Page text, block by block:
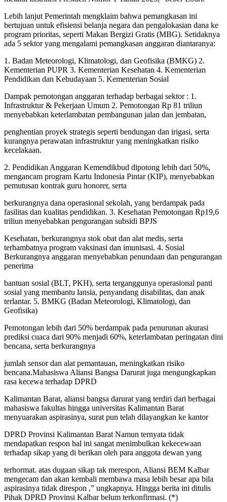
Lebih lanjut Pemerintah mengklaim bahwa pemangkasan ini
bertujuan untuk efisiensi belanja negara dan pengalokasian dana ke
program prioritas, seperti Makan Bergizi Gratis (MBG). Setidaknya
ada 5 sektor yang mengalami pemangkasan anggaran diantaranya:
1. Badan Meteorologi, Klimatologi, dan Geofisika (BMKG) 2.
Kementerian PUPR 3. Kementerian Kesehatan 4. Kementerian
Pendidikan dan Kebudayaan 5. Kementerian Sosial
Dampak pemotongan anggaran terhadap berbagai sektor : 1.
Infrastruktur & Pekerjaan Umum 2. Pemotongan Rp 81 triliun
menyebabkan keterlambatan pembangunan jalan dan jembatan,
penghentian proyek strategis seperti bendungan dan irigasi, serta
kurangnya perawatan infrastruktur yang meningkatkan risiko
kecelakaan.
2. Pendidikan Anggaran Kemendikbud dipotong lebih dari 50%,
mengancam program Kartu Indonesia Pintar (KIP), menyebabkan
pemutusan kontrak guru honorer, serta
berkurangnya dana operasional sekolah, yang berdampak pada
fasilitas dan kualitas pendidikan. 3. Kesehatan Pemotongan Rp19,6
triliun menyebabkan pengurangan subsidi BPJS
Kesehatan, berkurangnya stok obat dan alat medis, serta
terhambatnya program vaksinasi dan imunisasi. 4. Sosial
Berkurangnya anggaran menyebabkan penundaan dan pengurangan
penerima
bantuan sosial (BLT, PKH), serta terganggunya operasional panti
sosial yang membantu lansia, penyandang disabilitas, dan anak
terlantar. 5. BMKG (Badan Meteorologi, Klimatologi, dan
Geofisika)
Pemotongan lebih dari 50% berdampak pada penurunan akurasi
prediksi cuaca dari 90% menjadi 60%, keterlambatan peringatan dini
bencana, serta berkurangnya
jumlah sensor dan alat pemantauan, meningkatkan risiko
bencana.Mahasiswa Aliansi Bangsa Darurat juga mengungkapkan
rasa kecewa terhadap DPRD
Kalimantan Barat, aliansi bangsa darurat yang terdiri dari berbagai
mahasiswa fakultas hingga universitas Kalimantan Barat
menyuarakan aspirasinya, surat pun telah dilayangkan ke kantor
DPRD Provinsi Kalimantan Barat Namun ternyata tidak
mendapatkan respon hal ini sangat menimbulkan kekecewaan
terhadap sikap yang di berikan oleh para anggota dewan yang
terhormat. atas dugaan sikap tak merespon, Aliansi BEM Kalbar
mengecam dan akan kembali membawa masa lebih besar apa bila
aspirasinya tidak direspon ,” ungkapnya. Hingga berita ini ditulis
Pihak DPRD Provinsi Kalbar belum terkonfirmasi. (*)